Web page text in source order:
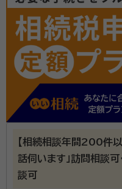
東京と仙台にオフィスと
客様目線で真摯に対応致
【相続相談年間200件以
話伺います」訪問相談
談可